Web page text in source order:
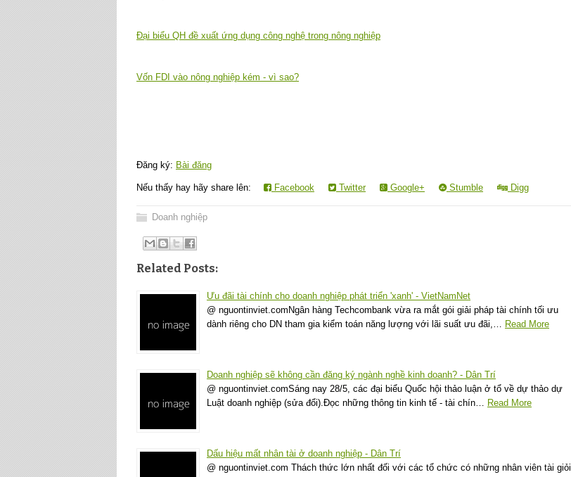
Đại biểu QH đề xuất ứng dụng công nghệ trong nông nghiệp
Vốn FDI vào nông nghiệp kém - vì sao?
Đăng ký: Bài đăng
Nếu thấy hay hãy share lên: Facebook Twitter Google+ Stumble Digg
Doanh nghiệp
Related Posts:
Ưu đãi tài chính cho doanh nghiệp phát triển 'xanh' - VietNamNet
@ nguontinviet.comNgân hàng Techcombank vừa ra mắt gói giải pháp tài chính tối ưu
dành riêng cho DN tham gia kiểm toán năng lượng với lãi suất ưu đãi,…
Read More
Doanh nghiệp sẽ không cần đăng ký ngành nghề kinh doanh? - Dân Trí
@ nguontinviet.comSáng nay 28/5, các đại biểu Quốc hội thảo luận ở tổ về dự thảo dự
Luật doanh nghiệp (sửa đổi).Đọc những thông tin kinh tế - tài chín…
Read More
Dấu hiệu mất nhân tài ở doanh nghiệp - Dân Trí
@ nguontinviet.com Thách thức lớn nhất đối với các tổ chức có những nhân viên tài giỏi